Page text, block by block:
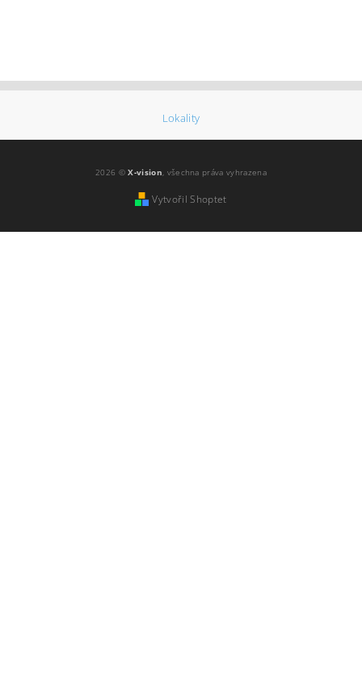
Lokality
2026 ©X-vision, všechna práva vyhrazena
Vytvořil Shoptet